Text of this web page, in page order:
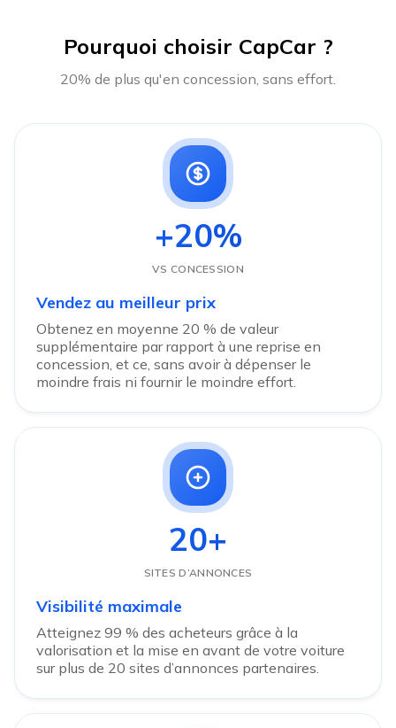
Pourquoi choisir CapCar ?
20% de plus qu'en concession, sans effort.
+20%
VS CONCESSION
Vendez au meilleur prix
Obtenez en moyenne 20 % de valeur
supplémentaire par rapport à une reprise en
concession, et ce, sans avoir à dépenser le
moindre frais ni fournir le moindre effort.
20+
SITES D’ANNONCES
Visibilité maximale
Atteignez 99 % des acheteurs grâce à la
valorisation et la mise en avant de votre voiture
sur plus de 20 sites d’annonces partenaires.